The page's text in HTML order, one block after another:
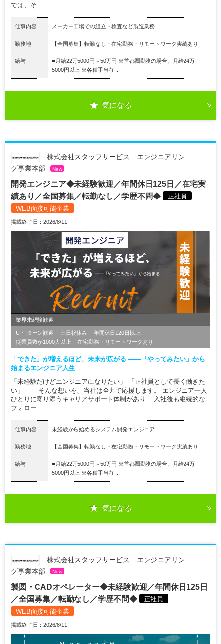
では、そ...
仕事内容 メーカー工場での組立・検査など製造業務
勤務地 【全国募集】転勤なし・在宅勤務・リモートワーク実績あり
給与
■月給22万5000円～50万円 ※首都圏勤務の場合、月給24万
5000円以上 ※各種手当有 ...
気になる
株式会社スタッフサービス エンジニアリン
グ事業本部
New
開発エンジニア◆未経験歓迎／年間休日125日／在宅実
績あり／全国募集／転勤なし／学歴不問◆
正社員
WEB面接可能企業
掲載終了日：2026/8/11
業界未経験歓迎
U・Iターン歓迎 土日祝休み
年間休日120日以上
従業員数が1000人以上
在宅勤務・リモートワークあり
「できた」が増えるほど、未来が広がる ――「やってみたい」から
始まるエンジニア人生
「未経験だけどエンジニアになりたい」 「正社員として長く働きた
い」 ――そんな想いを、当社は全力で応援します。 エンジニア一人
ひとりに寄り添うキャリアサポート体制があり、 入社後も継続的な
フォロー...
仕事内容 未経験から始めるシステム開発エンジニア
勤務地 【全国募集】転勤なし・在宅勤務・リモートワーク実績あり
給与
■月給22万5000円～50万円 ※首都圏勤務の場合、月給24万
5000円以上 ※各種手当有 ...
気になる
株式会社スタッフサービス エンジニアリン
グ事業本部
New
製図・CADオペレーター◆未経験歓迎／年間休日125日
／全国募集／転勤なし／学歴不問◆
正社員
WEB面接可能企業
掲載終了日：2026/8/11